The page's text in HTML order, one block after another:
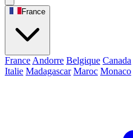
France
France Andorre Belgique Canada
Italie Madagascar Maroc Monaco